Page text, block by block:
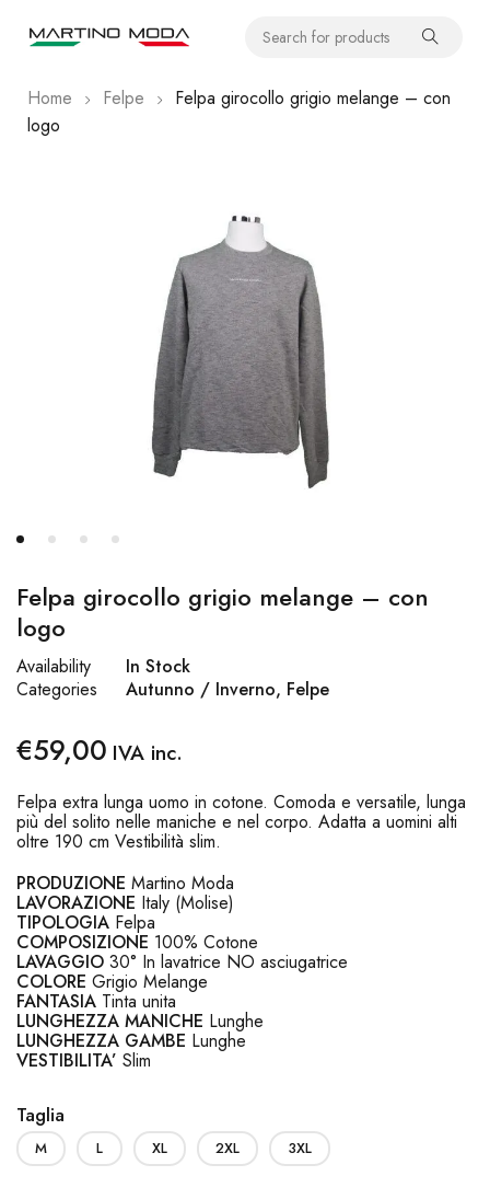
Home Felpe
Felpa girocollo grigio melange – con
logo
Felpa girocollo grigio melange – con
logo
Availability
In Stock
Categories
Autunno / Inverno, Felpe
€59,00 IVA inc.
Felpa extra lunga uomo in cotone. Comoda e versatile, lunga
più del solito nelle maniche e nel corpo. Adatta a uomini alti
oltre 190 cm Vestibilità slim.
PRODUZIONE Martino Moda
LAVORAZIONE Italy (Molise)
TIPOLOGIA Felpa
COMPOSIZIONE 100% Cotone
LAVAGGIO 30° In lavatrice NO asciugatrice
COLORE Grigio Melange
FANTASIA Tinta unita
LUNGHEZZA MANICHE Lunghe
LUNGHEZZA GAMBE Lunghe
VESTIBILITA’ Slim
Taglia
M L XL 2XL 3XL